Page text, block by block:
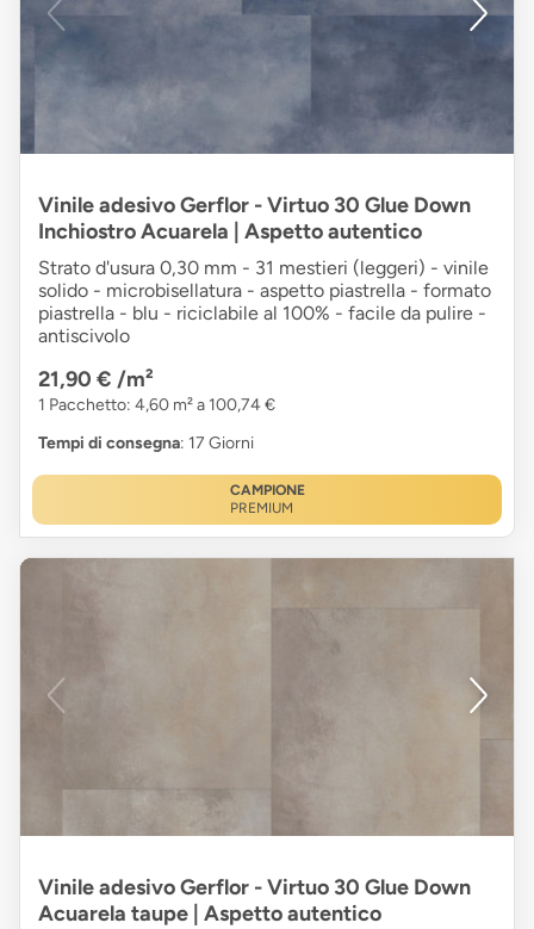
Vinile adesivo Gerflor - Virtuo 30 Glue Down
Inchiostro Acuarela | Aspetto autentico
Strato d'usura 0,30 mm - 31 mestieri (leggeri) - vinile
solido - microbisellatura - aspetto piastrella - formato
piastrella - blu - riciclabile al 100% - facile da pulire -
antiscivolo
21,90 € /m²
1 Pacchetto: 4,60 m² a 100,74 €
Tempi di consegna: 17 Giorni
CAMPIONE
PREMIUM
Vinile adesivo Gerflor - Virtuo 30 Glue Down
Acuarela taupe | Aspetto autentico